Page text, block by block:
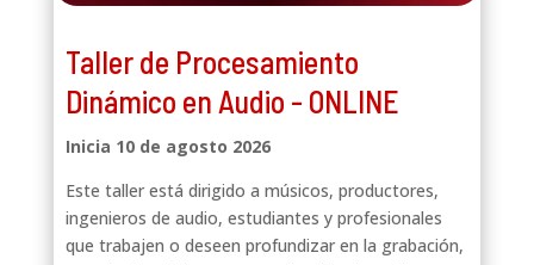
Taller de Procesamiento
Dinámico en Audio - ONLINE
Inicia 10 de agosto 2026
Este taller está dirigido a músicos, productores,
ingenieros de audio, estudiantes y profesionales
que trabajen o deseen profundizar en la grabación,